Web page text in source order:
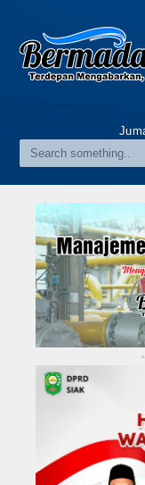
Home
Gallery
Riau
Daerah
Pekanbaru
Pelalawan
Kampar
Rokan Hulu
Bengkalis
▴